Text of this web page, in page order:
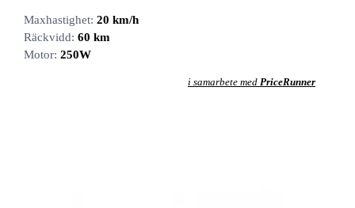
Maxhastighet: 20 km/h
Räckvidd: 60 km
Motor: 250W
i samarbete med PriceRunner